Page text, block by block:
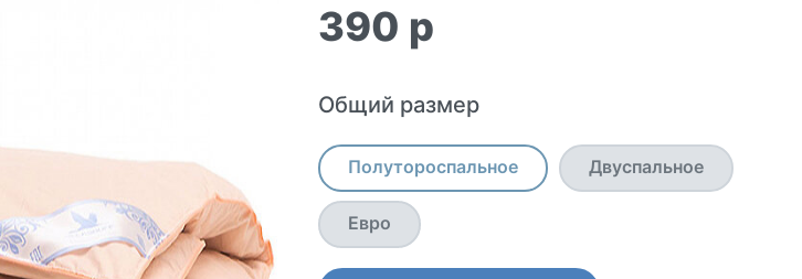
390 p
Общий размер
Полутороспальное Двуспальное
Евро